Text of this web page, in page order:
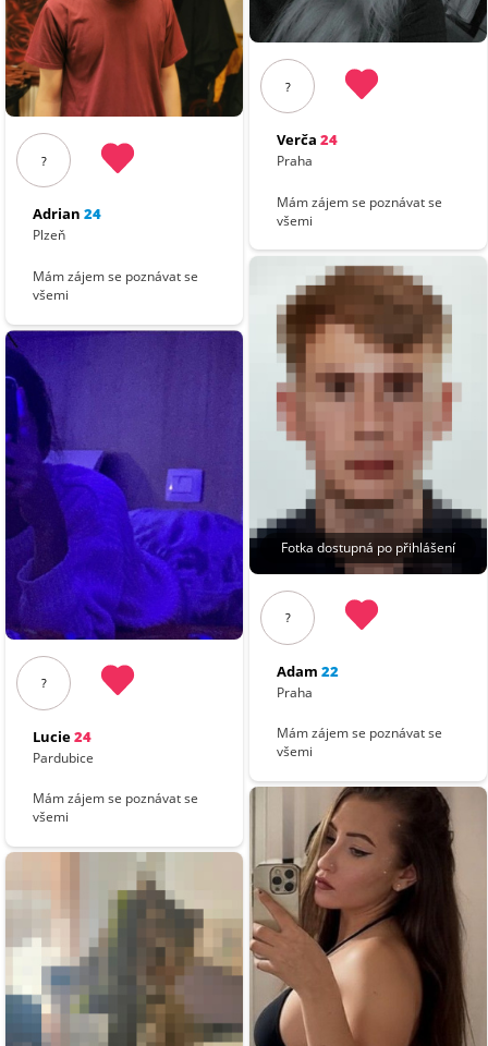
?
Adrian 24
Plzeň
Mám zájem se poznávat se
všemi
?
Lucie24
Pardubice
Mám zájem se poznávat se
všemi
?
Verča 24
Praha
Mám zájem se poznávat se
všemi
Fotka dostupná po přihlášení
?
Adam 22
Praha
Mám zájem se poznávat se
všemi